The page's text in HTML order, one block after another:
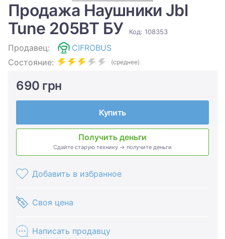
Продажа Наушники Jbl
Tune 205BT БУ
Код: 108353
Продавец:
CIFROBUS
Состояние:
(среднее)
690 грн
Купить
Получить деньги
Сдайте старую технику → получите деньги
Добавить в избранное
Своя цена
Написать продавцу